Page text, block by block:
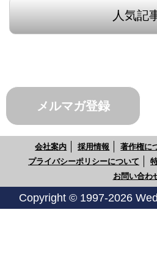
人気記
メルマガ登録
会社案内 採用情報 著作権に
プライバシーポリシーについて
お問い合わ
Copyright © 1997-2026